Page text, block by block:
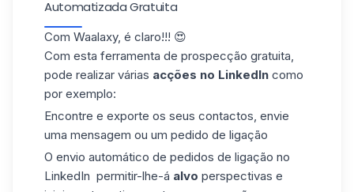
Automatizada Gratuita
Com Waalaxy, é claro!!! 😍
Com esta ferramenta de prospecção gratuita,
pode realizar várias acções no LinkedIn como
por exemplo:
Encontre e exporte os seus contactos, envie
uma mensagem ou um pedido de ligação
O envio automático de pedidos de ligação no
LinkedIn permitir-lhe-á alvo perspectivas e